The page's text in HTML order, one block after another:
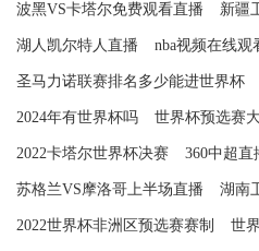
波黑VS卡塔尔免费观看直播 新疆
湖人凯尔特人直播 nba视频在线观
圣马力诺联赛排名多少能进世界杯
2024年有世界杯吗 世界杯预选赛
2022卡塔尔世界杯决赛 360中超直
苏格兰VS摩洛哥上半场直播 湖南
2022世界杯非洲区预选赛赛制 世